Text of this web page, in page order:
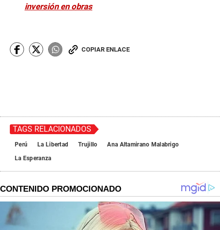
inversión en obras
COPIAR ENLACE
TAGS RELACIONADOS
Perú La Libertad Trujillo
Ana Altamirano Malabrigo
La Esperanza